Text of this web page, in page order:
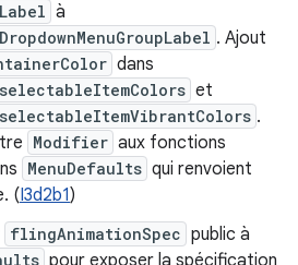
à
. Ajout
dans
et
.
Modifier aux fonctions
MenuDefaults qui renvoient
(I3d2b1)
flingAnimationSpec public à
pour exposer la spécification